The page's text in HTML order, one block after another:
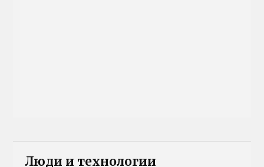
Люди и технологии